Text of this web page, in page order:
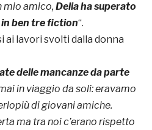
mio amico,Delia ha superato
ben tre fiction“.
ai lavori svolti dalla donna
delle mancanze da parte
in viaggio da soli: eravamo
di giovani amiche.
ma tra noi c’erano rispetto